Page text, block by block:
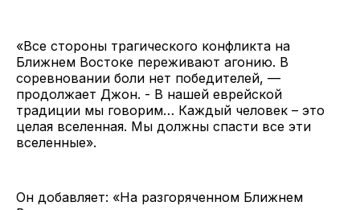
«Все стороны трагического конфликта на
Ближнем Востоке переживают агонию. В
соревновании боли нет победителей, —
продолжает Джон. - В нашей еврейской
традиции мы говорим… Каждый человек – это
целая вселенная. Мы должны спасти все эти
вселенные».
Он добавляет: «На разгоряченном Ближнем